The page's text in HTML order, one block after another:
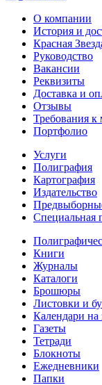
О компании
История и
Красная
Руководство
Вакансии
Реквизиты
Доставка и
Отзывы
Требования к
Портфолио
Услуги
Полиграфия
Картография
Издательство
Специальная
Книги
Журналы
Каталоги
Брошюры
Листовки и
Календари на
Газеты
Тетради
Блокноты
Ежедневники
Папки